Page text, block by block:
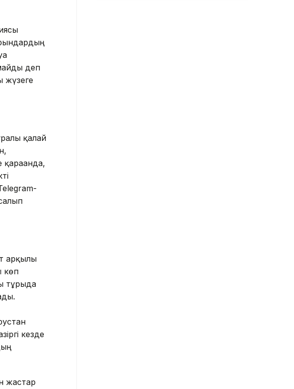
деп
жүзеге
қалай
арқылы
көп
тұрғыда
кезде
жастар